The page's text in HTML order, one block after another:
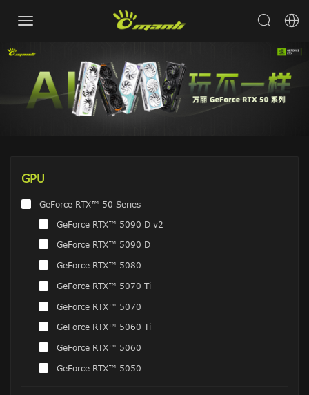
GPU
GeForce RTX™ 50 Series
GeForce RTX™ 5090 D v2
GeForce RTX™ 5090 D
GeForce RTX™ 5080
GeForce RTX™ 5070 Ti
GeForce RTX™ 5070
GeForce RTX™ 5060 Ti
GeForce RTX™ 5060
GeForce RTX™ 5050